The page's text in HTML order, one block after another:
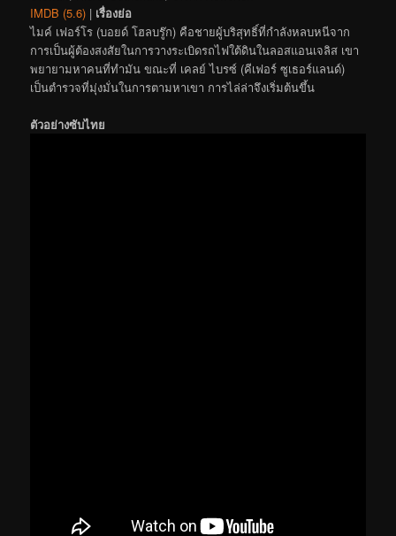
IMDB (5.6) | เรื่องย่อ
ไมค์ เฟอร์โร (บอยด์ โฮลบรู๊ก) คือชายผู้บริสุทธิ์ที่กำลังหลบหนีจาก
การเป็นผู้ต้องสงสัยในการวางระเบิดรถไฟใต้ดินในลอสแอนเจลิส เขา
พยายามหาคนที่ทำมัน ขณะที่ เคลย์ ไบรซ์ (คีเฟอร์ ซูเธอร์แลนด์)
เป็นตำรวจที่มุ่งมั่นในการตามหาเขา การไล่ล่าจึงเริ่มต้นขึ้น
ตัวอย่างซับไทย